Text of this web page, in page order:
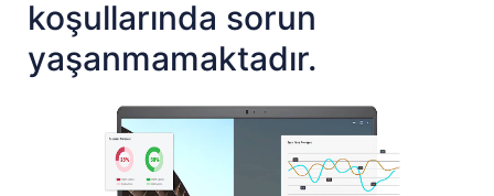
koşullarında sorun
yaşanmamaktadır.